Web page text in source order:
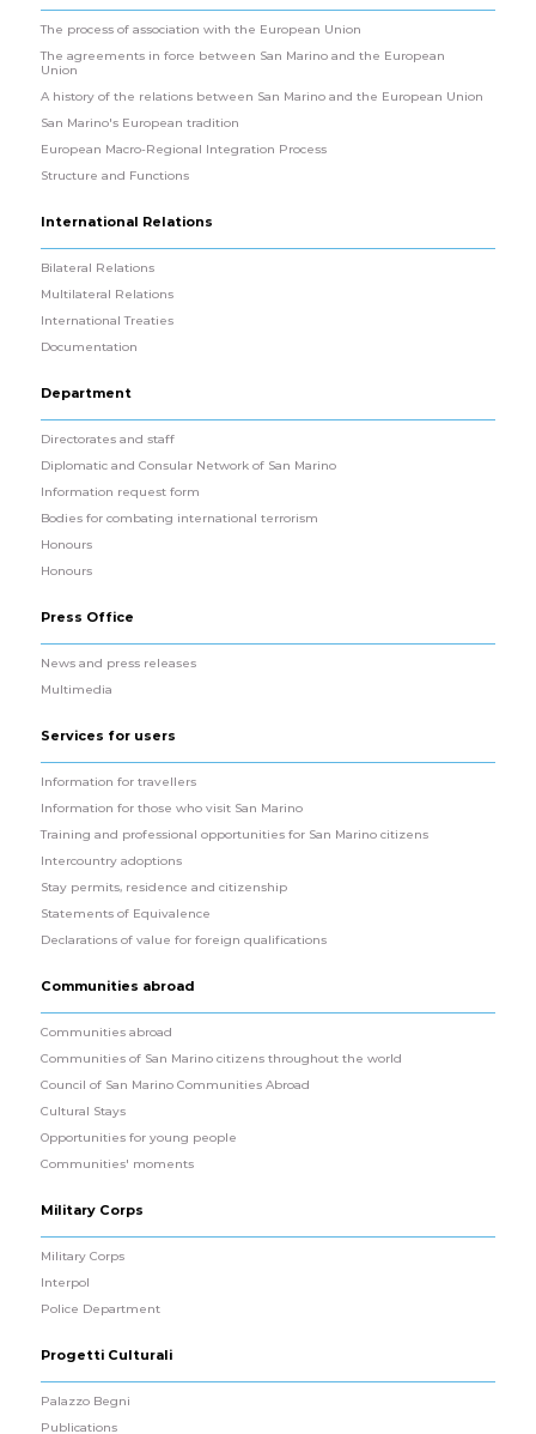
The process of association with the European Union
The agreements in force between San Marino and the European
Union
A history of the relations between San Marino and the European Union
San Marino's European tradition
European Macro-Regional Integration Process
Structure and Functions
International Relations
Bilateral Relations
Multilateral Relations
International Treaties
Documentation
Department
Directorates and staff
Diplomatic and Consular Network of San Marino
Information request form
Bodies for combating international terrorism
Honours
Honours
Press Office
News and press releases
Multimedia
Services for users
Information for travellers
Information for those who visit San Marino
Training and professional opportunities for San Marino citizens
Intercountry adoptions
Stay permits, residence and citizenship
Statements of Equivalence
Declarations of value for foreign qualifications
Communities abroad
Communities abroad
Communities of San Marino citizens throughout the world
Council of San Marino Communities Abroad
Cultural Stays
Opportunities for young people
Communities' moments
Military Corps
Military Corps
Interpol
Police Department
Progetti Culturali
Palazzo Begni
Publications